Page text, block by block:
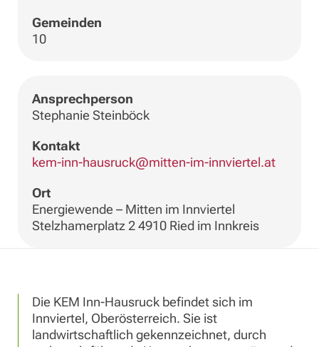
Gemeinden
10
Ansprechperson
Stephanie Steinböck
Kontakt
kem-inn-hausruck@mitten-im-innviertel.at
Ort
Energiewende – Mitten im Innviertel
Stelzhamerplatz 2 4910 Ried im Innkreis
Die KEM Inn-Hausruck befindet sich im
Innviertel, Oberösterreich. Sie ist
landwirtschaftlich gekennzeichnet, durch